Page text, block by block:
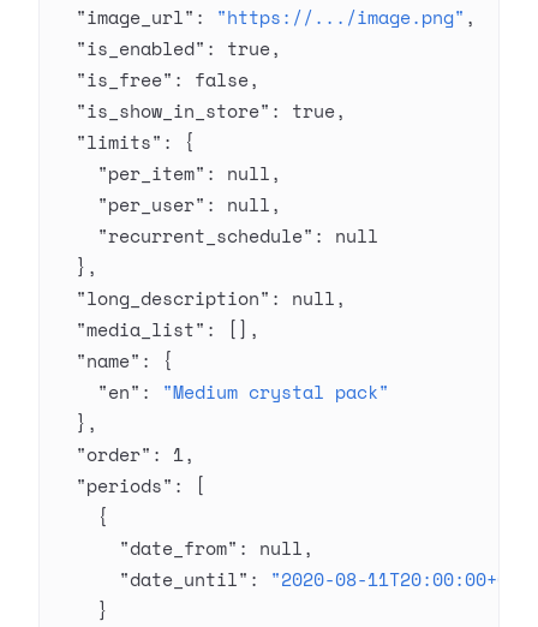
  "image_url"
: "https://.../image.png" ,
  "is_enabled"
: true,
  "is_free"
: false,
  "is_show_in_store"
: true,
  "limits"
: {
    "per_item"
: null,
    "per_user"
: null,
    "recurrent_schedule"
: null
  },
  "long_description"
: null,
  "media_list"
: [],
  "name"
: {
    "en"
: "Medium crystal pack"
  },
  "order"
: 1,
  "periods"
: [
    {
      "date_from"
: null,
      "date_until"
: "2020-08-
    }